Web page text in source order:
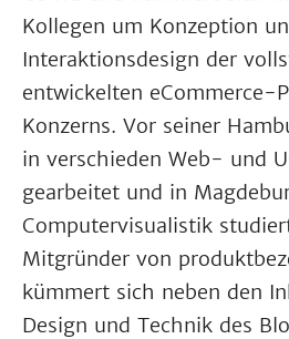
Kollegen um Konzeption
Interaktionsdesign der
entwickelten eCommerce-
Konzerns. Vor seiner
in verschieden Web- und
gearbeitet und in
Computervisualistik
Mitgründer von
kümmert sich neben den
Design und Technik des